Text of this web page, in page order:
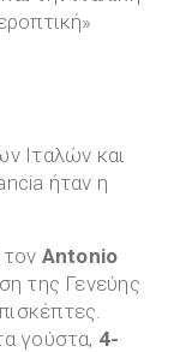
Ιταλών και
ήταν η
Antonio
της Γενεύης
γούστα, 4-